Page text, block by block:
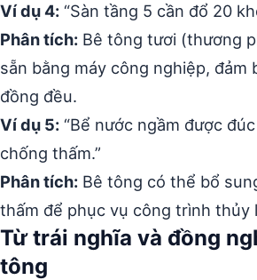
Ví dụ 4: “Sàn tầng 5 cần đổ 20
Phân tích: Bê tông tươi (thương
sẵn bằng máy công nghiệp, đảm
đồng đều.
Ví dụ 5: “Bể nước ngầm được
chống thấm.”
Phân tích: Bê tông có thể bổ
thấm để phục vụ công trình thủy
Từ trái nghĩa và đồng
tông